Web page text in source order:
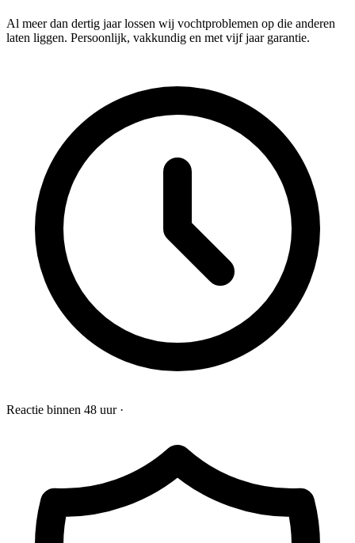
Al meer dan dertig jaar lossen wij vochtproblemen op die anderen
laten liggen. Persoonlijk, vakkundig en met vijf jaar garantie.
Reactie binnen 48 uur ·